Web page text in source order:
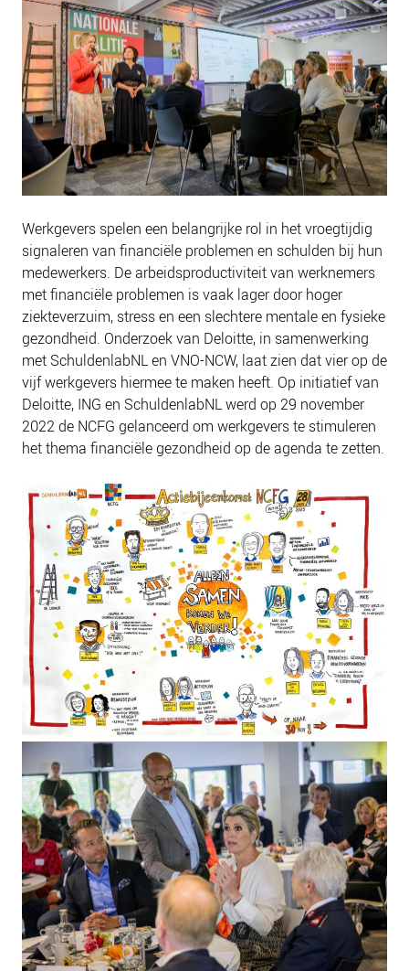
Werkgevers spelen een belangrijke rol in het vroegtijdig
signaleren van financiële problemen en schulden bij hun
medewerkers. De arbeidsproductiviteit van werknemers
met financiële problemen is vaak lager door hoger
ziekteverzuim, stress en een slechtere mentale en fysieke
gezondheid. Onderzoek van Deloitte, in samenwerking
met SchuldenlabNL en VNO-NCW, laat zien dat vier op de
vijf werkgevers hiermee te maken heeft. Op initiatief van
Deloitte, ING en SchuldenlabNL werd op 29 november
2022 de NCFG gelanceerd om werkgevers te stimuleren
het thema financiële gezondheid op de agenda te zetten.